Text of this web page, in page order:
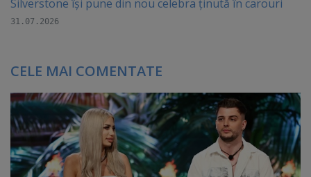
Silverstone își pune din nou celebra ținută în carouri
31.07.2026
CELE MAI COMENTATE